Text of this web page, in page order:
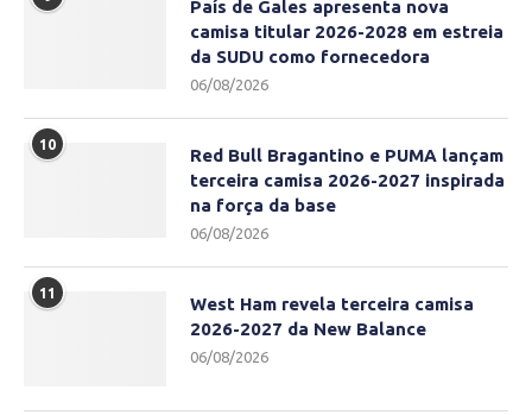
País de Gales apresenta nova
camisa titular 2026-2028 em estreia
da SUDU como fornecedora
06/08/2026
10
Red Bull Bragantino e PUMA lançam
terceira camisa 2026-2027 inspirada
na força da base
06/08/2026
11
West Ham revela terceira camisa
2026-2027 da New Balance
06/08/2026